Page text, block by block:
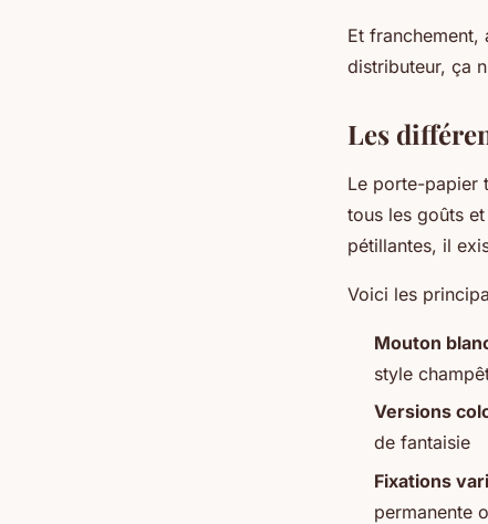
Et
distributeur, ça
Les
Le porte-papier
tous les goûts
pétillantes, il
Voici les
Mouton
style
Versions
de fantaisie
Fixations
permanente